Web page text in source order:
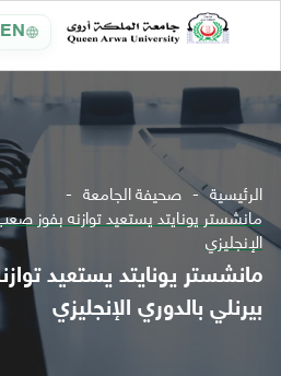
EN
الرئيسية صحيفة الجامعة
مانشستر يونايتد يستعيد توازنه بفوز
الإنجليزي
مانشستر يونايتد يستعيد
بيرنلي بالدوري الإنجليزي